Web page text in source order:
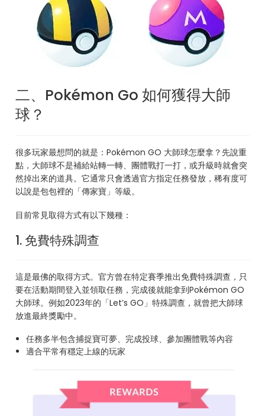
二、Pokémon Go 如何獲得大師
球？
很多玩家最想問的就是：Pokémon GO 大師球怎麼拿？先說重
點，大師球不是補給站轉一轉、團體戰打一打，或升級時就會突
然掉出來的道具。它通常只會透過官方指定任務發放，稀有度可
以說是包包裡的「傳家寶」等級。
目前常見取得方式有以下幾種：
1. 免費特殊調查
這是最佛的取得方式。官方曾在特定賽季推出免費特殊調查，只
要在活動期間登入並領取任務，完成後就能拿到Pokémon GO
大師球。例如2023年的「Let’s GO」特殊調查，就曾把大師球
放進最終獎勵中。
任務多半包含捕捉寶可夢、完成投球、參加團體戰等內容
適合平常有穩定上線的玩家